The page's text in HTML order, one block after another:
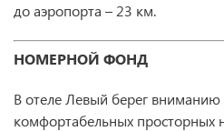
до аэропорта – 23 км.
НОМЕРНОЙ ФОНД
В отеле Левый берег вниманию
комфортабельных просторных